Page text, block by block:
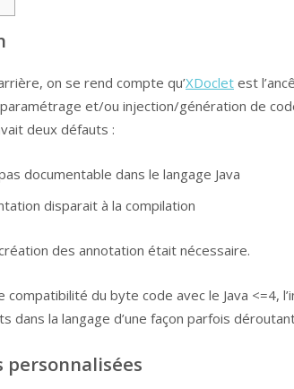
on se rend compte qu’XDoclet est
et/ou injection/génération de
deux défauts :
documentable dans le langage Java
disparait à la compilation
des annotation était nécessaire.
compatibilité du byte code avec le Java <=4,
dans la langage d’une façon parfois